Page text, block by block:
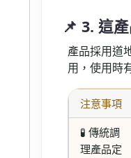
📌 3. 這
產品採用道
用，使用時
注意事項
🧪 傳統調
理產品定